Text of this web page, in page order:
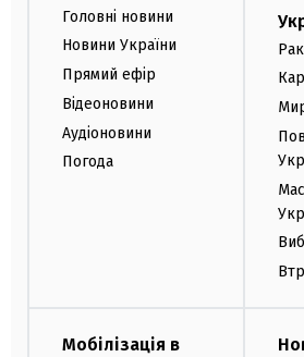
Головні новини
Новини України
Прямий ефір
Відеоновини
Аудіоновини
Погода
Мобілізація в